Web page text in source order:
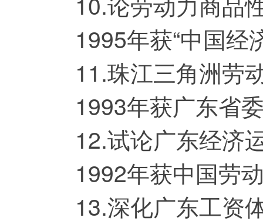
1995年获“中国经
11.珠江三角洲劳
1993年获广东省委
12.试论广东经济运
1992年获中国劳动
13.深化广东工资